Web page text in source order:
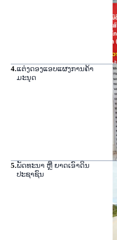
4.ແຕ່ງດອງແອບແຜງການຄ້າ
ມະນຸດ
5.ພັດທະນາ ຫຼື ຍາດເອົາດິນ
ປະຊາຊົນ